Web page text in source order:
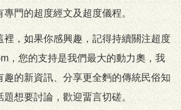
門的超度經文及超度儀程。
裡，如果你感興趣，記得持續關注超度
，您的支持是我們最大的動力奧，我
趣的新資訊、分享更全麪的傳統民俗知
想要討論，歡迎畱言切磋。